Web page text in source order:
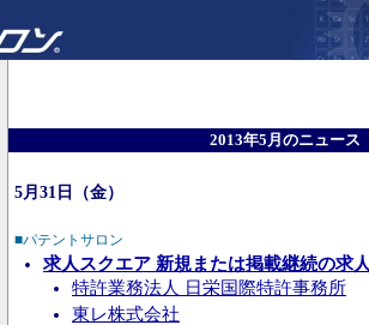
2013年5月のニュース
5月31日（金）
■パテントサロン
求人スクエア 新規または掲載継続の求
特許業務法人 日栄国際特許事務所
東レ株式会社